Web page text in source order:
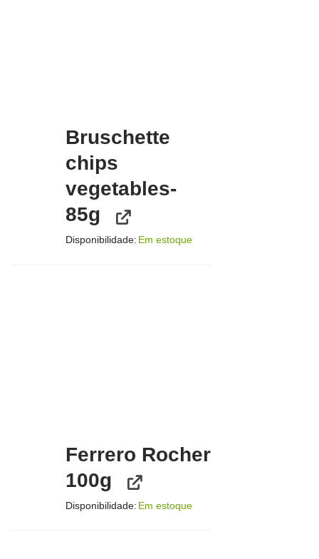
Bruschette
chips
vegetables-
85g
Disponibilidade: Em estoque
Ferrero Rocher
100g
Disponibilidade: Em estoque